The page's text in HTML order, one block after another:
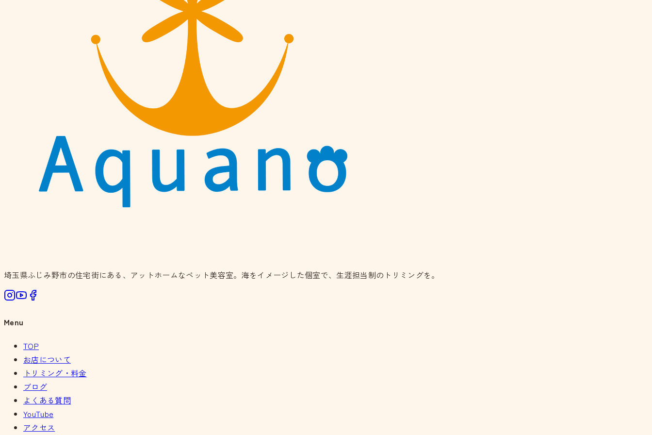
埼玉県ふじみ野市の住宅街にある、アットホームなペット美容室。海をイメージした個室で、生涯担当制のトリミングを。
Menu
TOP
お店について
トリミング・料金
ブログ
よくある質問
YouTube
アクセス